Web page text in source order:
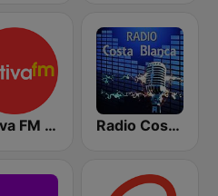
Activa FM - Elche Radio Costa Blanca